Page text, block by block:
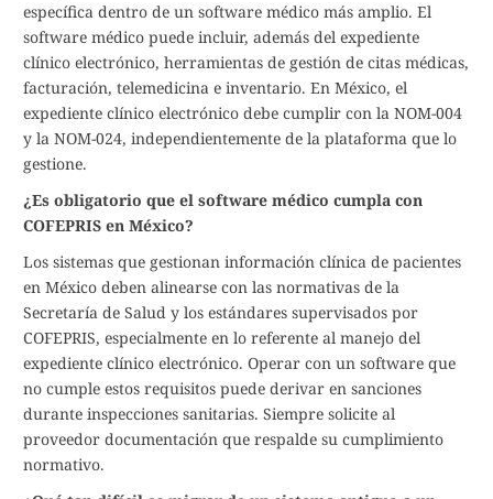
específica dentro de un software médico más amplio. El
software médico puede incluir, además del expediente
clínico electrónico, herramientas de gestión de citas médicas,
facturación, telemedicina e inventario. En México, el
expediente clínico electrónico debe cumplir con la NOM-004
y la NOM-024, independientemente de la plataforma que lo
gestione.
¿Es obligatorio que el software médico cumpla con
COFEPRIS en México?
Los sistemas que gestionan información clínica de pacientes
en México deben alinearse con las normativas de la
Secretaría de Salud y los estándares supervisados por
COFEPRIS, especialmente en lo referente al manejo del
expediente clínico electrónico. Operar con un software que
no cumple estos requisitos puede derivar en sanciones
durante inspecciones sanitarias. Siempre solicite al
proveedor documentación que respalde su cumplimiento
normativo.